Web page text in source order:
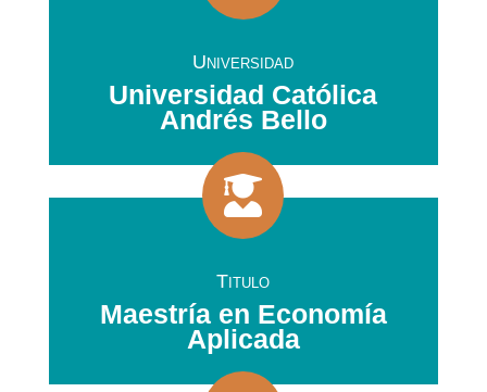
Universidad
Universidad Católica
Andrés Bello

Titulo
Maestría en Economía
Aplicada